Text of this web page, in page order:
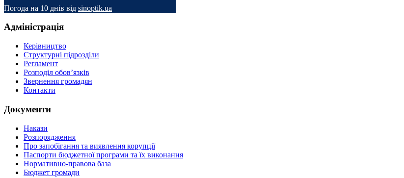
Погода на 10 днів від sinoptik.ua
Адміністрація
Керівництво
Структурні підрозділи
Регламент
Розподіл обов’язків
Звернення громадян
Контакти
Документи
Накази
Розпорядження
Про запобігання та виявлення корупції
Паспорти бюджетної програми та їх виконання
Нормативно-правова база
Бюджет громади